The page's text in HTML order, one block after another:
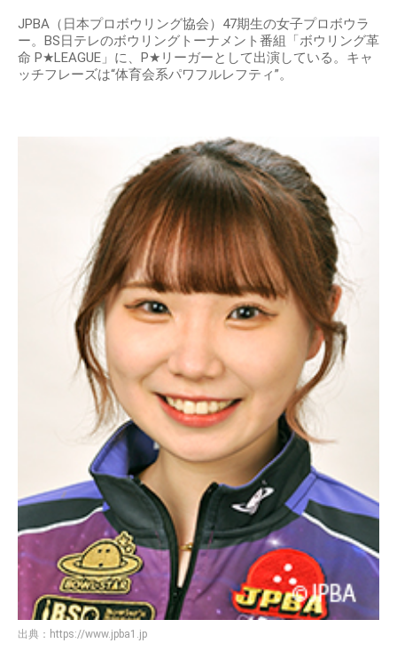
JPBA（日本プロボウリング協会）47期生の女子プロボウラ
ー。BS日テレのボウリングトーナメント番組「ボウリング革
命 P★LEAGUE」に、P★リーガーとして出演している。キャ
ッチフレーズは“体育会系パワフルレフティ”。
出典： https://www.jpba1.jp